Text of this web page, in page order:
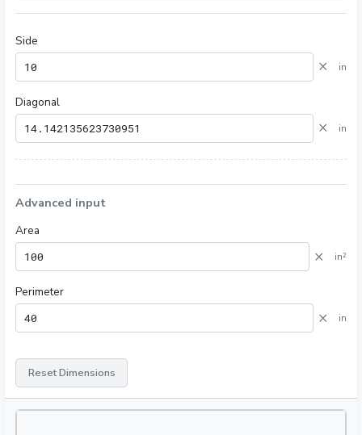
Side
× in
Diagonal
× in
Advanced input
Area
× in²
Perimeter
× in
Reset Dimensions